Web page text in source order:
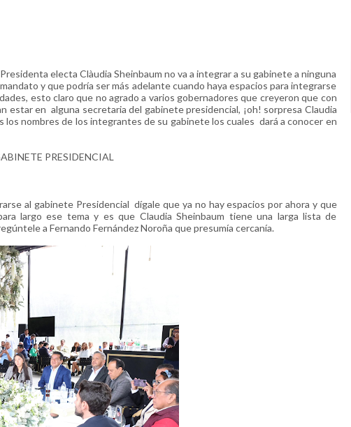
electa Clàudia Sheinbaum no va a integrar a su gabinete a ninguna
y que podría ser más adelante cuando haya espacios para integrarse
esto claro que no agrado a varios gobernadores que creyeron que con
estar en alguna secretaria del gabinete presidencial, ¡oh! sorpresa Claudia
nombres de los integrantes de su gabinete los cuales dará a conocer en
PRESIDENCIAL
al gabinete Presidencial dígale que ya no hay espacios por ahora y que
largo ese tema y es que Claudia Sheinbaum tiene una larga lista de
a Fernando Fernández Noroña que presumía cercanía.